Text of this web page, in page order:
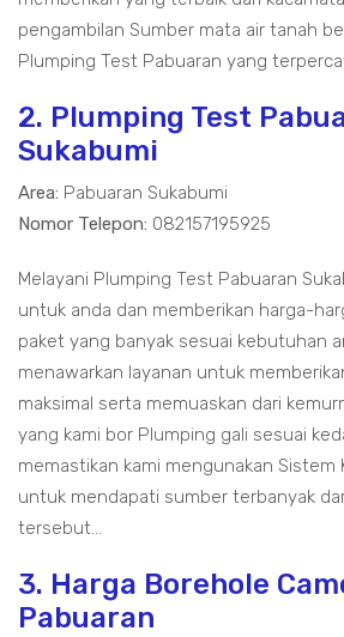
pengambilan Sumber mata air tanah
Plumping Test Pabuaran yang
2. Plumping Test
Sukabumi
Area: Pabuaran Sukabumi
Nomor Telepon: 082157195925
Melayani Plumping Test Pabuaran
untuk anda dan memberikan harga-
paket yang banyak sesuai kebutuhan
menawarkan layanan untuk
maksimal serta memuaskan dari
yang kami bor Plumping gali sesuai
memastikan kami mengunakan Sistem
untuk mendapati sumber terbanyak
tersebut...
3. Harga Borehole
Pabuaran